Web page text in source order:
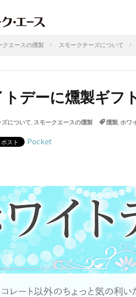
クエースの燻製 スモークチーズについて
デーに燻製ギフ
について, スモークエースの燻製 燻製, ホワ
Pocket